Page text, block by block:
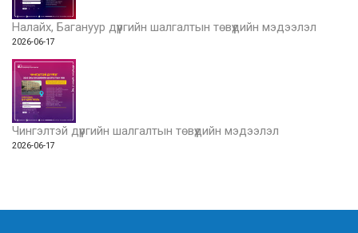
Налайх, Багануур дүүргийн шалгалтын төвүүдийн мэдээлэл
2026-06-17
Чингэлтэй дүүргийн шалгалтын төвүүдийн мэдээлэл
2026-06-17